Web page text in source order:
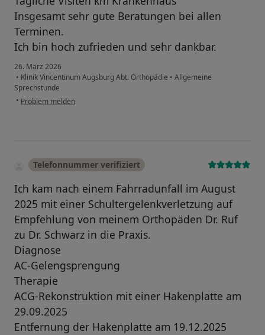
Insgesamt sehr gute Beratungen bei allen
Terminen.
Ich bin hoch zufrieden und sehr dankbar.
26. März 2026
• Klinik Vincentinum Augsburg Abt. Orthopädie • Allgemeine
Sprechstunde
• Problem melden
Telefonnummer verifiziert
Ich kam nach einem Fahrradunfall im August
2025 mit einer Schultergelenkverletzung auf
Empfehlung von meinem Orthopäden Dr. Ruf
zu Dr. Schwarz in die Praxis.
Diagnose
AC-Gelengsprengung
Therapie
ACG-Rekonstruktion mit einer Hakenplatte am
29.09.2025
Entfernung der Hakenplatte am 19.12.2025